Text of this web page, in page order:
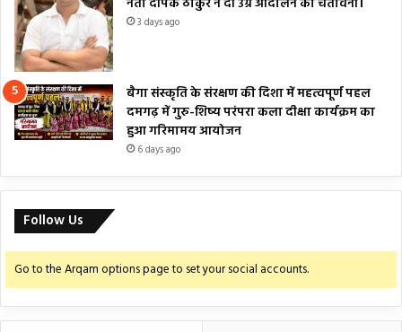
3 days ago
बैगा संस्कृति के संरक्षण की दिशा में महत्वपूर्ण पहल
दमगढ़ में गुरु-शिष्य परंपरा कला दीक्षा कार्यक्रम का
हुआ गरिमामय आयोजन
6 days ago
Follow Us
Go to the Arqam options page to set your social accounts.